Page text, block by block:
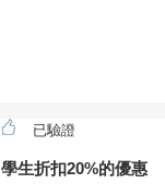
已驗證
學生折扣20%的優惠